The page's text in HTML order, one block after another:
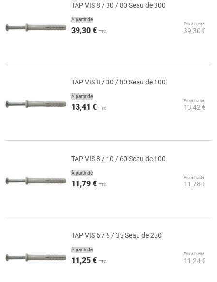
TAP VIS 8 / 30 / 80 Seau de 300
À partir de
39,30 € TTC
Prix à l’unité
39,30 €
TAP VIS 8 / 30 / 80 Seau de 100
À partir de
13,41 € TTC
Prix à l’unité
13,42 €
TAP VIS 8 / 10 / 60 Seau de 100
À partir de
11,79 € TTC
Prix à l’unité
11,78 €
TAP VIS 6 / 5 / 35 Seau de 250
À partir de
11,25 € TTC
Prix à l’unité
11,24 €